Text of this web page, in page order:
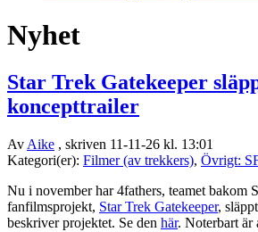
Nyhet
Star Trek Gatekeeper
koncepttrailer
Av Aike , skriven 11-11-26 kl. 13:01
Kategori(er): Filmer (av trekkers), Övrigt:
Nu i november har 4fathers, teamet bakom
fanfilmsprojekt, Star Trek Gatekeeper,
beskriver projektet. Se den här. Noterbart är